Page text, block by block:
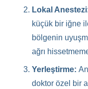
Lokal
küçük bir iğne
bölgenin
ağrı
Yerleştirme:
doktor özel bir